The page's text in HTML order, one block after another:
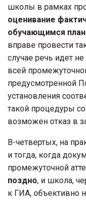
школы в рамках
оценивание
обучающимся
вправе провести
случае речь идет
всей
предусмотренной
установления
такой процедуры
возможен отказ в
В-четвертых, на
и тогда, когда
промежуточной
поздно, и школа,
к ГИА, объективно